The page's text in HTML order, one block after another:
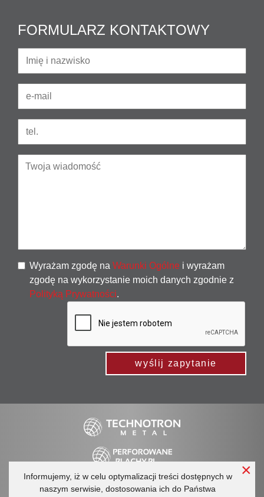
Informujemy, iż w celu optymalizacji treści dostępnych w
naszym serwisie, dostosowania ich do Państwa
×
FORMULARZ KONTAKTOWY
Wyrażam zgodę na Warunki Ogólne i wyrażam
zgodę na wykorzystanie moich danych zgodnie z
Polityką Prywatności.
wyślij zapytanie
Regulamin
Ogólne warunki handlowe